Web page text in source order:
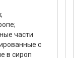
части
с
в сироп